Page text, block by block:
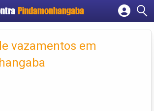
Pindamonhangaba
Cadastrar empresa
Criar conta
vazamentos em